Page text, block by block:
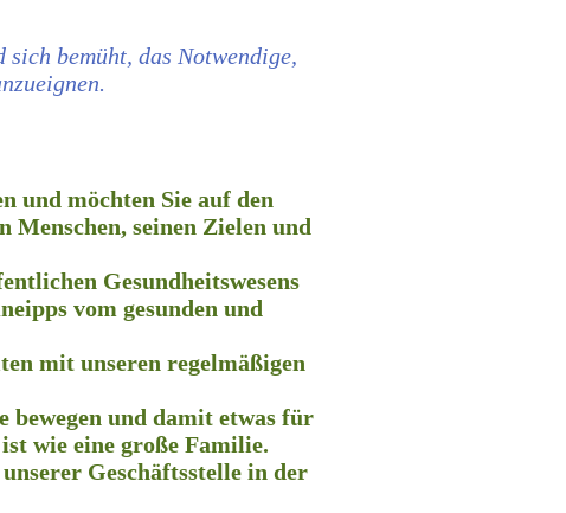
bemüht, das Notwendige,
mehr sich anzueignen.
und möchten Sie auf den
Menschen, seinen Zielen und
Gesundheitswesens
vom gesunden und
mit unseren regelmäßigen
bewegen und damit etwas für
wie eine große Familie.
Geschäftsstelle in der